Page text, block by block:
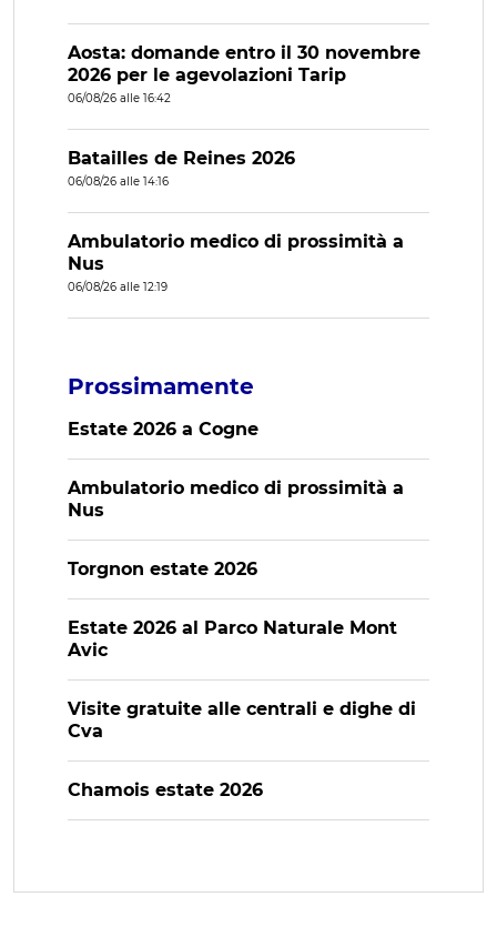
Aosta: domande entro il 30 novembre
2026 per le agevolazioni Tarip
06/08/26 alle 16:42
Batailles de Reines 2026
06/08/26 alle 14:16
Ambulatorio medico di prossimità a
Nus
06/08/26 alle 12:19
Prossimamente
Estate 2026 a Cogne
Ambulatorio medico di prossimità a
Nus
Torgnon estate 2026
Estate 2026 al Parco Naturale Mont
Avic
Visite gratuite alle centrali e dighe di
Cva
Chamois estate 2026